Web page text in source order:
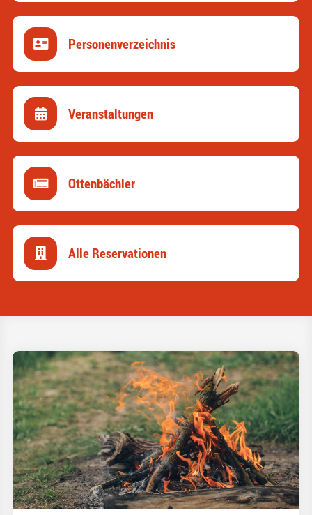
Personenverzeichnis
Veranstaltungen
Ottenbächler
Alle Reservationen